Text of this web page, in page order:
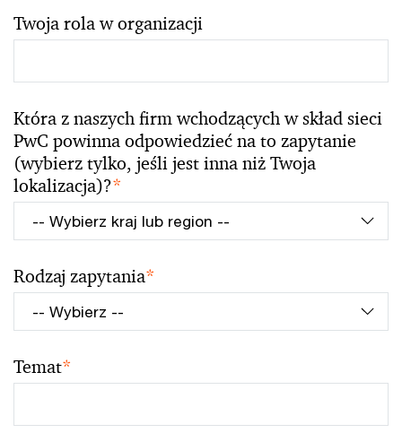
Twoja rola w organizacji
Która z naszych firm wchodzących w skład sieci
PwC powinna odpowiedzieć na to zapytanie
(wybierz tylko, jeśli jest inna niż Twoja
lokalizacja)?*
Rodzaj zapytania*
Temat*